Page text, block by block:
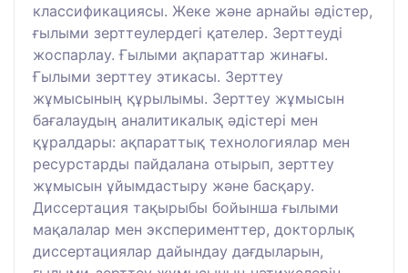
классификациясы. Жеке және арнайы әдістер,
ғылыми зерттеулердегі қателер. Зерттеуді
жоспарлау. Ғылыми ақпараттар жинағы.
Ғылыми зерттеу этикасы. Зерттеу
жұмысының құрылымы. Зерттеу жұмысын
бағалаудың аналитикалық әдістері мен
құралдары: ақпараттық технологиялар мен
ресурстарды пайдалана отырып, зерттеу
жұмысын ұйымдастыру және басқару.
Диссертация тақырыбы бойынша ғылыми
мақалалар мен эксперименттер, докторлық
диссертациялар дайындау дағдыларын,